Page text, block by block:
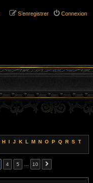
Connexion
S’enregistrer
H I J K L M N O P Q R S T
4 5 10